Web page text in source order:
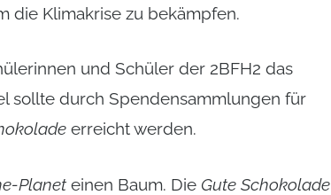
die Klimakrise zu bekämpfen.
und Schüler der 2BFH2 das
sollte durch Spendensammlungen für
erreicht werden.
Planet einen Baum. Die Gute Schokolade